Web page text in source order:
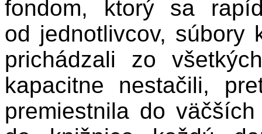
fondom, ktorý sa
od jednotlivcov, súbory
prichádzali zo
kapacitne nestačili,
premiestnila do